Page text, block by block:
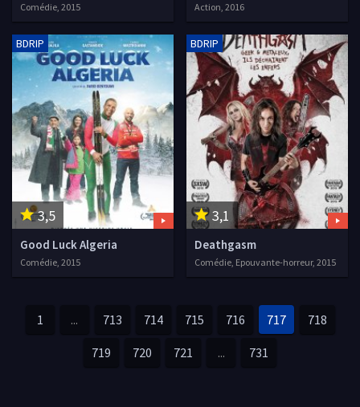
Comédie, 2015 Action, 2016
3,5
BDRIP
Good Luck Algeria
Comédie, 2015
3,1
BDRIP
Deathgasm
Comédie, Epouvante-horreur, 2015
1 ... 713 714 715 716 717 718
719 720 721 ... 731